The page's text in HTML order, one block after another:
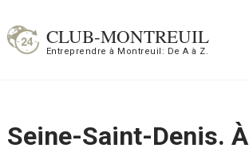
au
contenu
CLUB-MONTREUIL
Entreprendre à Montreuil: De A à Z.
Seine-Saint-Denis. À